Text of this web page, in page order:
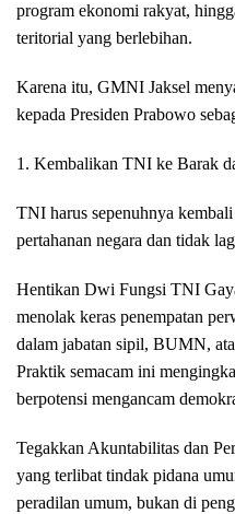
program ekonomi rakyat,
teritorial yang berlebihan.
Karena itu, GMNI Jaksel
kepada Presiden Prabowo
1. Kembalikan TNI ke Barak
TNI harus sepenuhnya
pertahanan negara dan tidak
Hentikan Dwi Fungsi TNI
menolak keras penempatan
dalam jabatan sipil, BUMN,
Praktik semacam ini
berpotensi mengancam
Tegakkan Akuntabilitas dan
yang terlibat tindak pidana
peradilan umum, bukan di